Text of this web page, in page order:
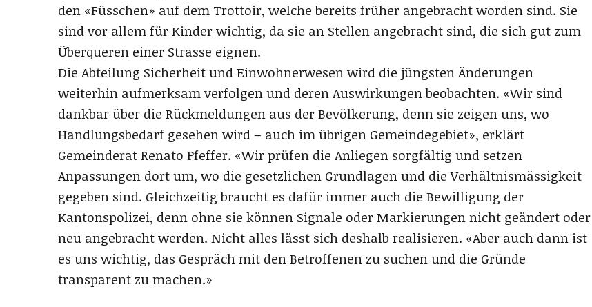
den «Füsschen» auf dem Trottoir, welche bereits früher angebracht worden sind. Sie
sind vor allem für Kinder wichtig, da sie an Stellen angebracht sind, die sich gut zum
Überqueren einer Strasse eignen.
Die Abteilung Sicherheit und Einwohnerwesen wird die jüngsten Änderungen
weiterhin aufmerksam verfolgen und deren Auswirkungen beobachten. «Wir sind
dankbar über die Rückmeldungen aus der Bevölkerung, denn sie zeigen uns, wo
Handlungsbedarf gesehen wird – auch im übrigen Gemeindegebiet», erklärt
Gemeinderat Renato Pfeffer. «Wir prüfen die Anliegen sorgfältig und setzen
Anpassungen dort um, wo die gesetzlichen Grundlagen und die Verhältnismässigkeit
gegeben sind. Gleichzeitig braucht es dafür immer auch die Bewilligung der
Kantonspolizei, denn ohne sie können Signale oder Markierungen nicht geändert oder
neu angebracht werden. Nicht alles lässt sich deshalb realisieren. «Aber auch dann ist
es uns wichtig, das Gespräch mit den Betroffenen zu suchen und die Gründe
transparent zu machen.»